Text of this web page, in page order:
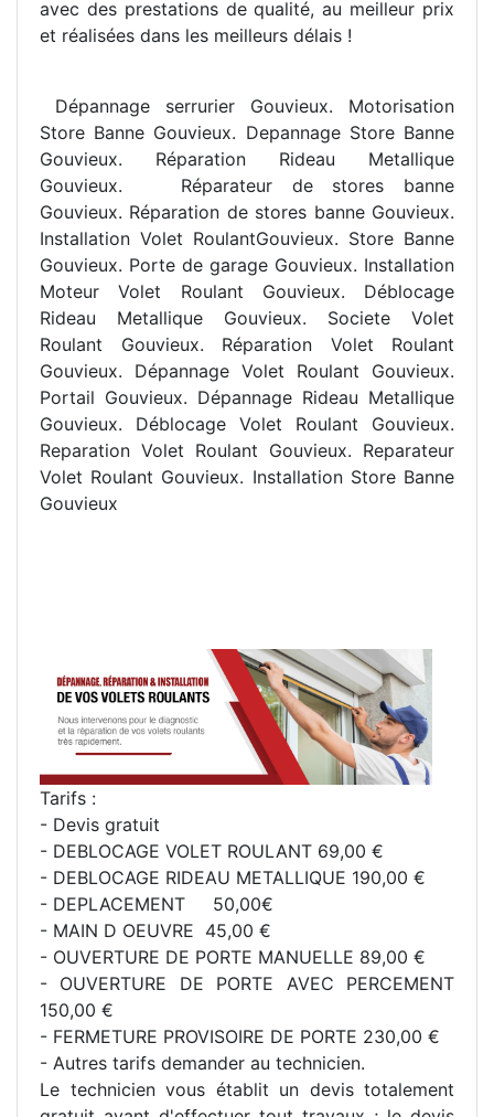
avec des prestations de qualité, au meilleur prix
et réalisées dans les meilleurs délais !
Dépannage serrurier Gouvieux. Motorisation
Store Banne Gouvieux. Depannage Store Banne
Gouvieux. Réparation Rideau Metallique
Gouvieux. Réparateur de stores banne
Gouvieux. Réparation de stores banne Gouvieux.
Installation Volet RoulantGouvieux. Store Banne
Gouvieux. Porte de garage Gouvieux. Installation
Moteur Volet Roulant Gouvieux. Déblocage
Rideau Metallique Gouvieux. Societe Volet
Roulant Gouvieux. Réparation Volet Roulant
Gouvieux. Dépannage Volet Roulant Gouvieux.
Portail Gouvieux. Dépannage Rideau Metallique
Gouvieux. Déblocage Volet Roulant Gouvieux.
Reparation Volet Roulant Gouvieux. Reparateur
Volet Roulant Gouvieux. Installation Store Banne
Gouvieux
Tarifs :
- Devis gratuit
- DEBLOCAGE VOLET ROULANT 69,00 €
- DEBLOCAGE RIDEAU METALLIQUE 190,00 €
- DEPLACEMENT 50,00€
- MAIN D OEUVRE 45,00 €
- OUVERTURE DE PORTE MANUELLE 89,00 €
- OUVERTURE DE PORTE AVEC PERCEMENT
150,00 €
- FERMETURE PROVISOIRE DE PORTE 230,00 €
- Autres tarifs demander au technicien.
Le technicien vous établit un devis totalement